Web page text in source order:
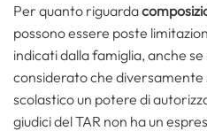
Per quanto riguarda
possono essere poste
indicati dalla famiglia, anche
considerato che
scolastico un potere di
giudici del TAR non ha un